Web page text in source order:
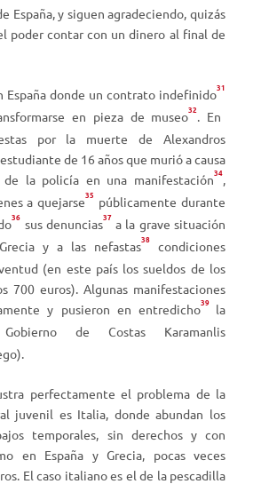
España, y siguen agradeciendo, quizás
poder contar con un dinero al final de
España donde un contrato indefinido31
en pieza de museo32. En
por la muerte de Alexandros
de 16 años que murió a causa
de la policía en una manifestación34,
a quejarse35 públicamente durante
36 sus denuncias37 a la grave situación
y a las nefastas38
condiciones
(en este país los sueldos de los
700 euros). Algunas manifestaciones
y pusieron en entredicho39 la
de Costas Karamanlis
perfectamente el problema de la
juvenil es Italia, donde abundan los
temporales, sin derechos y con
en España y Grecia, pocas veces
El caso italiano es el de la pescadilla